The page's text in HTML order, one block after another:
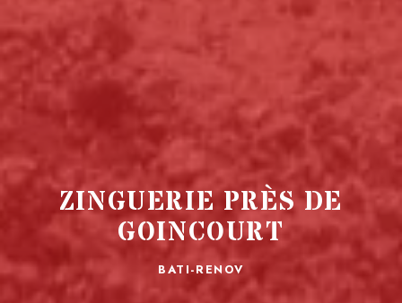
ZINGUERIE PRÈS DE
GOINCOURT
BATI-RENOV